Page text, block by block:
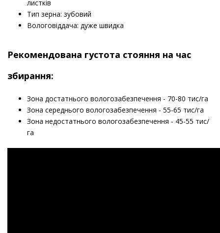
листків
Тип зерна: зубовий
Вологовіддача: дуже швидка
Рекомендована густота стояння на час
збирання:
Зона достатнього вологозабезпечення - 70-80 тис/га
Зона середнього вологозабезпечення - 55-65 тис/га
Зона недостатнього вологозабезпечення - 45-55 тис/
га